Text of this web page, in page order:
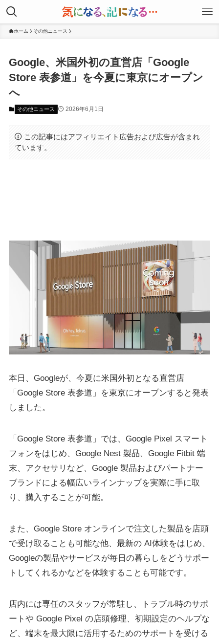
ホーム その他ニュース
Google、米国外初の直営店「Google
Store 表参道」を今夏に東京にオープン
へ
その他ニュース 2026年6月1日
この記事にはアフィリエイト広告および広告が含まれ
ています。
本日、Googleが、今夏に米国外初となる直営店
「Google Store 表参道」を東京にオープンすると発表
しました。
「Google Store 表参道」では、Google Pixel スマート
フォンをはじめ、Google Nest 製品、Google Fitbit 端
末、アクセサリなど、Google 製品およびパートナー
ブランドによる幅広いラインナップを実際に手に取
り、購入することが可能。
また、Google Store オンラインで注文した製品を店頭
で受け取ることも可能な他、最新の AI体験をはじめ、
Googleの製品やサービスが毎日の暮らしをどうサポー
トしてくれるかなどを体験することも可能です。
店内には専任のスタッフが常駐し、トラブル時のサポ
ートや Google Pixel の店頭修理、初期設定のヘルプな
ど、端末を最大限に活用するためのサポートを受ける